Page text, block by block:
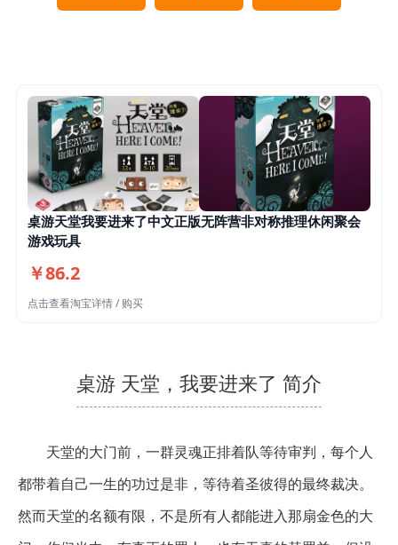
桌游天堂我要进来了中文正版无阵营非对称推理休闲聚会
游戏玩具
￥86.2
点击查看淘宝详情 / 购买
桌游 天堂，我要进来了 简介
天堂的大门前，一群灵魂正排着队等待审判，每个人
都带着自己一生的功过是非，等待着圣彼得的最终裁决。
然而天堂的名额有限，不是所有人都能进入那扇金色的大